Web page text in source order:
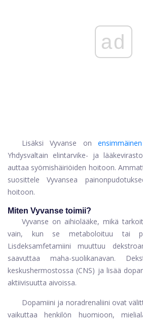
ad
Lisäksi Vyvanse on
Yhdysvaltain elintarvike- ja
auttaa syömishäiriöiden hoitoon.
suosittele Vyvansea
hoitoon.
Miten Vyvanse toimii?
Vyvanse on aihiolääke, mikä
vain, kun se metaboloituu tai
Lisdeksamfetamiini muuttuu
saavuttaa maha-suolikanavan.
keskushermostossa (CNS) ja lisää
aktiivisuutta aivoissa.
Dopamiini ja noradrenaliini ovat
vaikuttaa henkilön huomioon,